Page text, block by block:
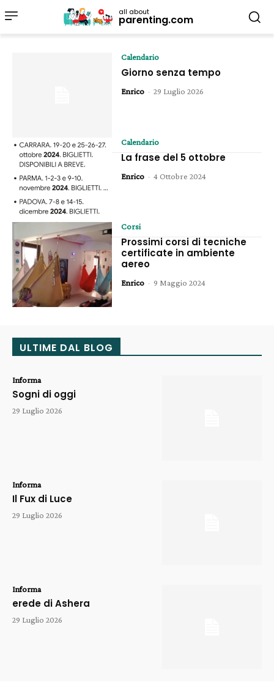
all about
parenting.com
Calendario
Giorno senza tempo
Enrico - 29 Luglio 2026
Calendario
La frase del 5 ottobre
Enrico - 4 Ottobre 2024
Corsi
Prossimi corsi di tecniche
certificate in ambiente
aereo
Enrico - 9 Maggio 2024
ULTIME DAL BLOG
Informa
Sogni di oggi
29 Luglio 2026
Informa
Il Fux di Luce
29 Luglio 2026
Informa
erede di Ashera
29 Luglio 2026